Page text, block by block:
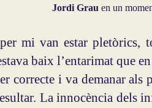
Jordi Grau en un
mi van estar pletòrics,
baix l’entarimat que
correcte i va demanar als
La innocència dels